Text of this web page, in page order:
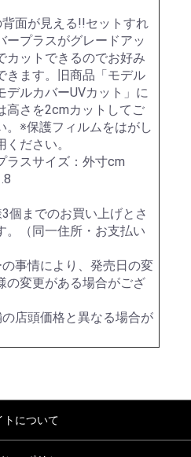
面が見える!!セットすれ
ープラスがグレードアッ
カットできるのでお好み
きます。旧商品「モデル
デルカバーUVカット」に
高さを2cmカットしてご
。※保護フィルムをはがし
ださい。
ラスサイズ：外寸cm
までのお買い上げとさ
。（同一住所・お支払い
事情により、発売日の変
の変更がある場合がござ
店頭価格と異なる場合が
トについて